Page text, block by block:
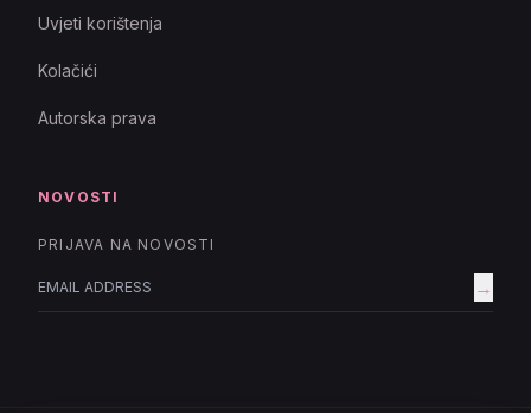
Uvjeti korištenja
Kolačići
Autorska prava
NOVOSTI
PRIJAVA NA NOVOSTI
→